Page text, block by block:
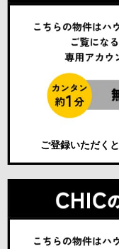
ご登録いただくと